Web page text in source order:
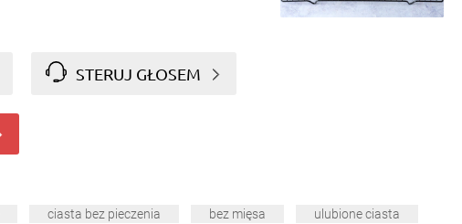
STERUJ GŁOSEM
ciasta bez pieczenia bez mięsa
ulubione ciasta